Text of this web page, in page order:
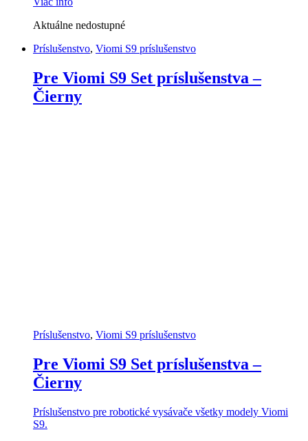
Aktuálne nedostupné
Príslušenstvo, Viomi S9 príslušenstvo
Pre Viomi S9 Set príslušenstva –
Čierny
Príslušenstvo, Viomi S9 príslušenstvo
Pre Viomi S9 Set príslušenstva –
Čierny
Príslušenstvo pre robotické vysávače všetky modely Viomi
S9.